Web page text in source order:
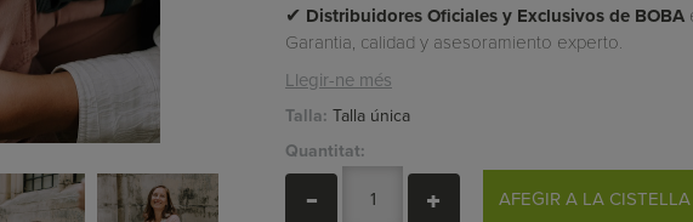
✔ Distribuidores Oficiales y Exclusivos de BOBA
Garantia, calidad y asesoramiento experto.
Llegir-ne més
Talla: Talla única
Quantitat:
AFEGIR A LA CISTELLA